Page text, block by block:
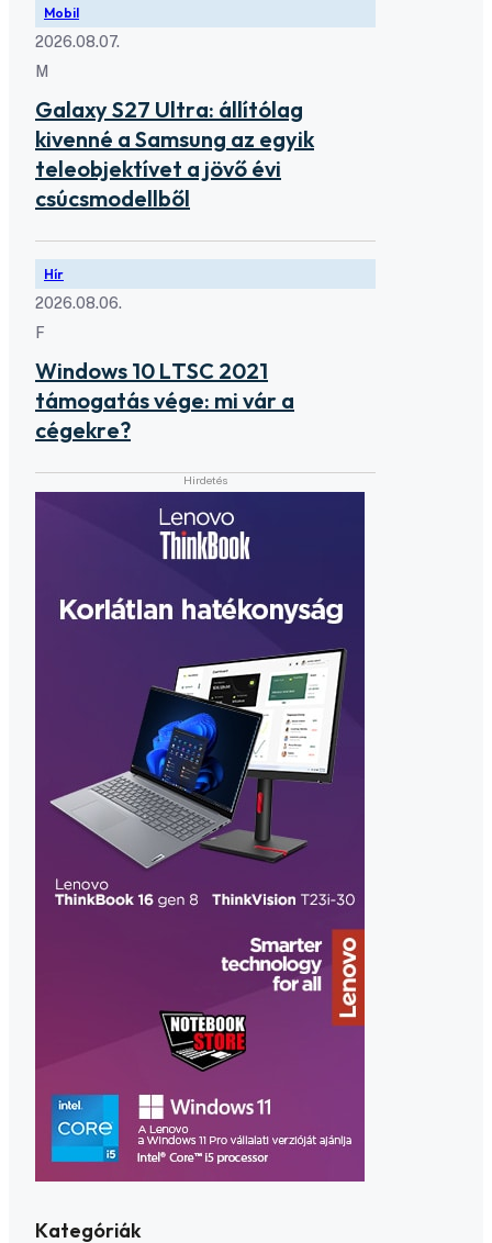
Mobil
2026.08.07.
M
Galaxy S27 Ultra: állítólag
kivenné a Samsung az egyik
teleobjektívet a jövő évi
csúcsmodellből
Hír
2026.08.06.
F
Windows 10 LTSC 2021
támogatás vége: mi vár a
cégekre?
Kategóriák